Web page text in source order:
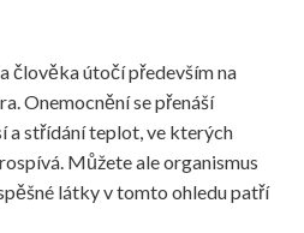
člověka útočí především na
Onemocnění se přenáší
a střídání teplot, ve kterých
Můžete ale organismus
látky v tomto ohledu patří